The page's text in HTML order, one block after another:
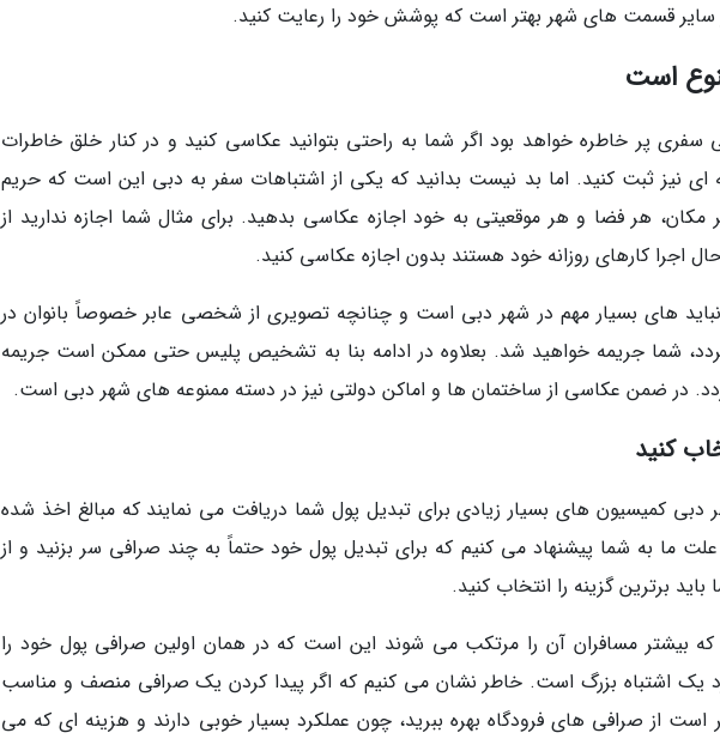
سایر قسمت های شهر بهتر است که پوشش خود را رعایت کنید.
است
سفری پر خاطره خواهد بود اگر شما به راحتی بتوانید عکاسی کنید و در کنار خلق خاطرات
ای نیز ثبت کنید. اما بد نیست بدانید که یکی از اشتباهات سفر به دبی این است که حریم
هر فضا و هر موقعیتی به خود اجازه عکاسی بدهید. برای مثال شما اجازه ندارید از
اجرا کارهای روزانه خود هستند بدون اجازه عکاسی کنید.
های بسیار مهم در شهر دبی است و چنانچه تصویری از شخصی عابر خصوصاً بانوان در
شما جریمه خواهید شد. بعلاوه در ادامه بنا به تشخیص پلیس حتی ممکن است جریمه
در ضمن عکاسی از ساختمان ها و اماکن دولتی نیز در دسته ممنوعه های شهر دبی است.
کنید
دبی کمیسیون های بسیار زیادی برای تبدیل پول شما دریافت می نمایند که مبالغ اخذ شده
ما به شما پیشنهاد می کنیم که برای تبدیل پول خود حتماً به چند صرافی سر بزنید و از
برترین گزینه را انتخاب کنید.
بیشتر مسافران آن را مرتکب می شوند این است که در همان اولین صرافی پول خود را
یک اشتباه بزرگ است. خاطر نشان می کنیم که اگر پیدا کردن یک صرافی منصف و مناسب
است از صرافی های فرودگاه بهره ببرید، چون عملکرد بسیار خوبی دارند و هزینه ای که می